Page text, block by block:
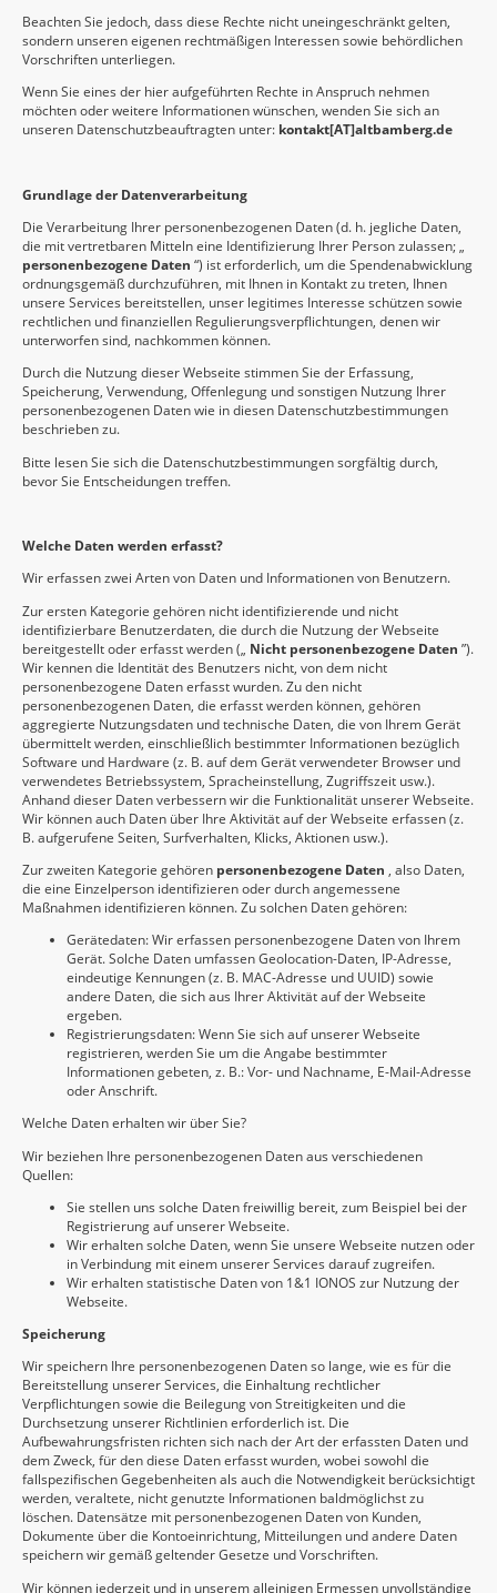
Beachten Sie jedoch, dass diese Rechte nicht uneingeschränkt gelten,
sondern unseren eigenen rechtmäßigen Interessen sowie behördlichen
Vorschriften unterliegen.
Wenn Sie eines der hier aufgeführten Rechte in Anspruch nehmen
möchten oder weitere Informationen wünschen, wenden Sie sich an
unseren Datenschutzbeauftragten unter: kontakt[AT]altbamberg.de
Grundlage der Datenverarbeitung
Die Verarbeitung Ihrer personenbezogenen Daten (d. h. jegliche Daten,
die mit vertretbaren Mitteln eine Identifizierung Ihrer Person zulassen; „
personenbezogene Daten “) ist erforderlich, um die Spendenabwicklung
ordnungsgemäß durchzuführen, mit Ihnen in Kontakt zu treten, Ihnen
unsere Services bereitstellen, unser legitimes Interesse schützen sowie
rechtlichen und finanziellen Regulierungsverpflichtungen, denen wir
unterworfen sind, nachkommen können.
Durch die Nutzung dieser Webseite stimmen Sie der Erfassung,
Speicherung, Verwendung, Offenlegung und sonstigen Nutzung Ihrer
personenbezogenen Daten wie in diesen Datenschutzbestimmungen
beschrieben zu.
Bitte lesen Sie sich die Datenschutzbestimmungen sorgfältig durch,
bevor Sie Entscheidungen treffen.
Welche Daten werden erfasst?
Wir erfassen zwei Arten von Daten und Informationen von Benutzern.
Zur ersten Kategorie gehören nicht identifizierende und nicht
identifizierbare Benutzerdaten, die durch die Nutzung der Webseite
bereitgestellt oder erfasst werden („ Nicht personenbezogene Daten ”).
Wir kennen die Identität des Benutzers nicht, von dem nicht
personenbezogene Daten erfasst wurden. Zu den nicht
personenbezogenen Daten, die erfasst werden können, gehören
aggregierte Nutzungsdaten und technische Daten, die von Ihrem Gerät
übermittelt werden, einschließlich bestimmter Informationen bezüglich
Software und Hardware (z. B. auf dem Gerät verwendeter Browser und
verwendetes Betriebssystem, Spracheinstellung, Zugriffszeit usw.).
Anhand dieser Daten verbessern wir die Funktionalität unserer Webseite.
Wir können auch Daten über Ihre Aktivität auf der Webseite erfassen (z.
B. aufgerufene Seiten, Surfverhalten, Klicks, Aktionen usw.).
Zur zweiten Kategorie gehören personenbezogene Daten , also Daten,
die eine Einzelperson identifizieren oder durch angemessene
Maßnahmen identifizieren können. Zu solchen Daten gehören:
Gerätedaten: Wir erfassen personenbezogene Daten von Ihrem
Gerät. Solche Daten umfassen Geolocation-Daten, IP-Adresse,
eindeutige Kennungen (z. B. MAC-Adresse und UUID) sowie
andere Daten, die sich aus Ihrer Aktivität auf der Webseite
ergeben.
Registrierungsdaten: Wenn Sie sich auf unserer Webseite
registrieren, werden Sie um die Angabe bestimmter
Informationen gebeten, z. B.: Vor- und Nachname, E-Mail-Adresse
oder Anschrift.
Welche Daten erhalten wir über Sie?
Wir beziehen Ihre personenbezogenen Daten aus verschiedenen
Quellen:
Sie stellen uns solche Daten freiwillig bereit, zum Beispiel bei der
Registrierung auf unserer Webseite.
Wir erhalten solche Daten, wenn Sie unsere Webseite nutzen oder
in Verbindung mit einem unserer Services darauf zugreifen.
Wir erhalten statistische Daten von 1&1 IONOS zur Nutzung der
Webseite.
Speicherung
Wir speichern Ihre personenbezogenen Daten so lange, wie es für die
Bereitstellung unserer Services, die Einhaltung rechtlicher
Verpflichtungen sowie die Beilegung von Streitigkeiten und die
Durchsetzung unserer Richtlinien erforderlich ist. Die
Aufbewahrungsfristen richten sich nach der Art der erfassten Daten und
dem Zweck, für den diese Daten erfasst wurden, wobei sowohl die
fallspezifischen Gegebenheiten als auch die Notwendigkeit berücksichtigt
werden, veraltete, nicht genutzte Informationen baldmöglichst zu
löschen. Datensätze mit personenbezogenen Daten von Kunden,
Dokumente über die Kontoeinrichtung, Mitteilungen und andere Daten
speichern wir gemäß geltender Gesetze und Vorschriften.
Wir können jederzeit und in unserem alleinigen Ermessen unvollständige